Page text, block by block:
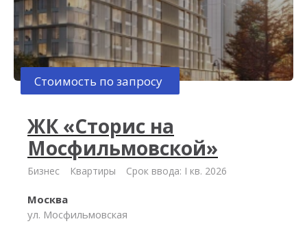
Стоимость по запросу
ЖК «Сторис на
Мосфильмовской»
Бизнес Квартиры Срок ввода: I кв. 2026
Москва
ул. Мосфильмовская